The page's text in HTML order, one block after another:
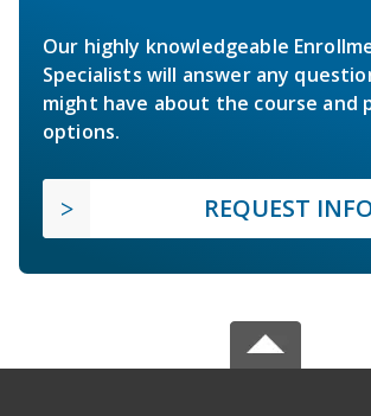
Our highly knowledgeable
Specialists will answer any
might have about the course and
options.
REQUEST